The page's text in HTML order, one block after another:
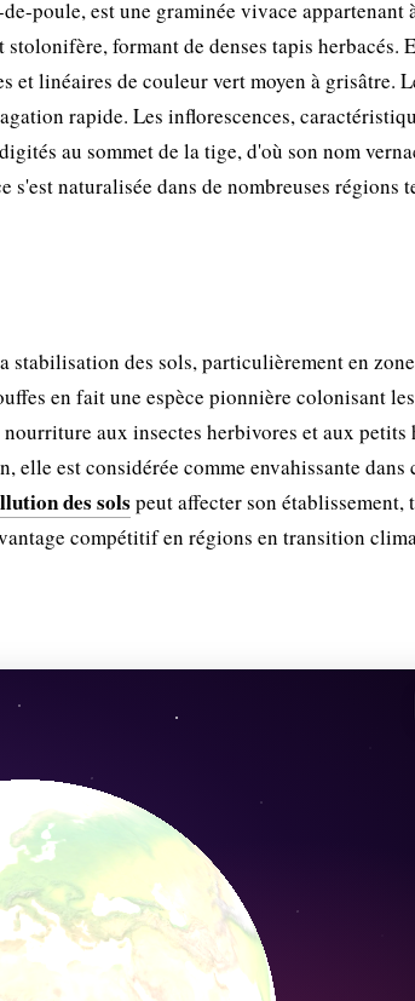
poule, est une graminée vivace appartenant
formant de denses tapis herbacés.
et linéaires de couleur vert moyen à grisâtre.
rapide. Les inflorescences,
au sommet de la tige, d'où son nom
naturalisée dans de nombreuses régions
des sols, particulièrement en
en fait une espèce pionnière colonisant
aux insectes herbivores et aux
est considérée comme envahissante dans
des sols peut affecter son établissement,
compétitif en régions en transition